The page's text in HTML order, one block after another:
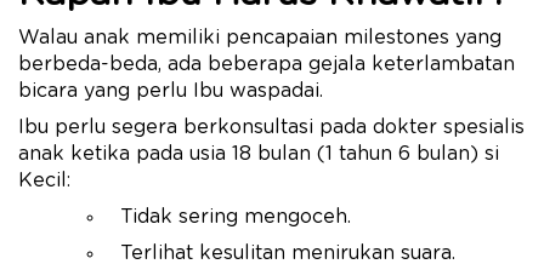
Walau anak memiliki pencapaian milestones yang
berbeda-beda, ada beberapa gejala keterlambatan
bicara yang perlu Ibu waspadai.
Ibu perlu segera berkonsultasi pada dokter spesialis
anak ketika pada usia 18 bulan (1 tahun 6 bulan) si
Kecil:
Tidak sering mengoceh.
Terlihat kesulitan menirukan suara.